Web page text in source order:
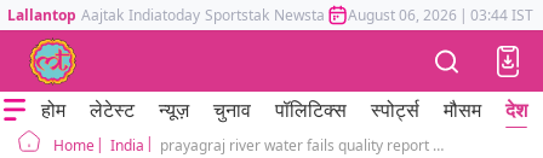
Lallantop Aajtak Indiatoday Sportstak Newstak Mumbai Tak Astrotak
August 06, 2026 | 03:44 IST
होम लेटेस्ट न्यूज़ चुनाव पॉलिटिक्स स्पोर्ट्स मौसम देश
Home India prayagraj river water fails quality report not suitable for dip high faecal coliform level